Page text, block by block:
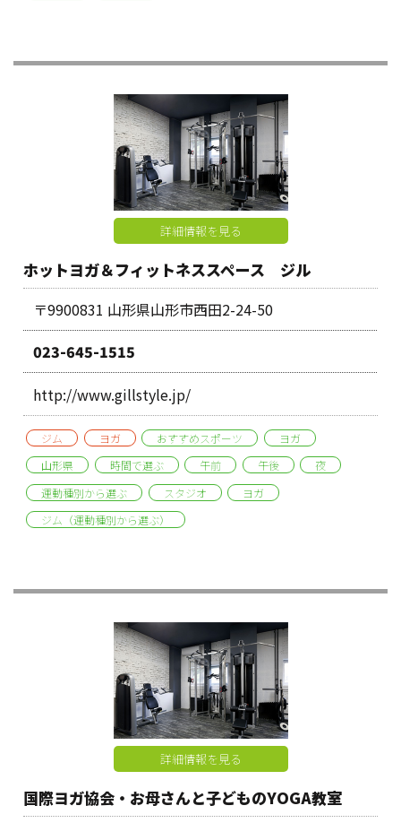
詳細情報を見る
ホットヨガ＆フィットネススペース ジル
〒9900831 山形県山形市西田2-24-50
023-645-1515
http://www.gillstyle.jp/
ジム ヨガ おすすめスポーツ
ヨガ
山形県
時間で選ぶ 午前 午後
夜
運動種別から選ぶ
スタジオ
ヨガ
ジム（運動種別から選ぶ）
詳細情報を見る
国際ヨガ協会・お母さんと子どものYOGA教室